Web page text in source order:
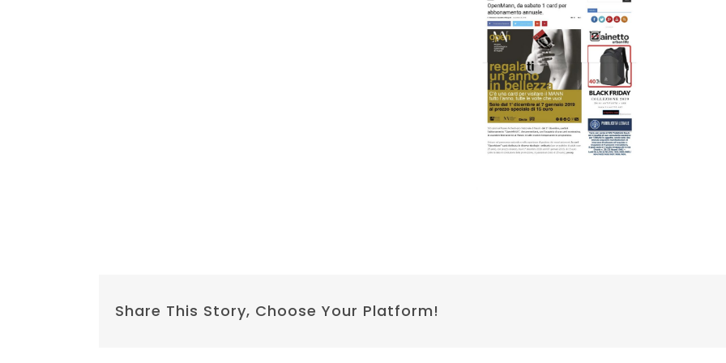
Share This Story, Choose Your Platform!